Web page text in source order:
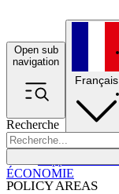
Open sub
navigation
Recherche
POLICY AREAS
Français
ÉCONOMIE